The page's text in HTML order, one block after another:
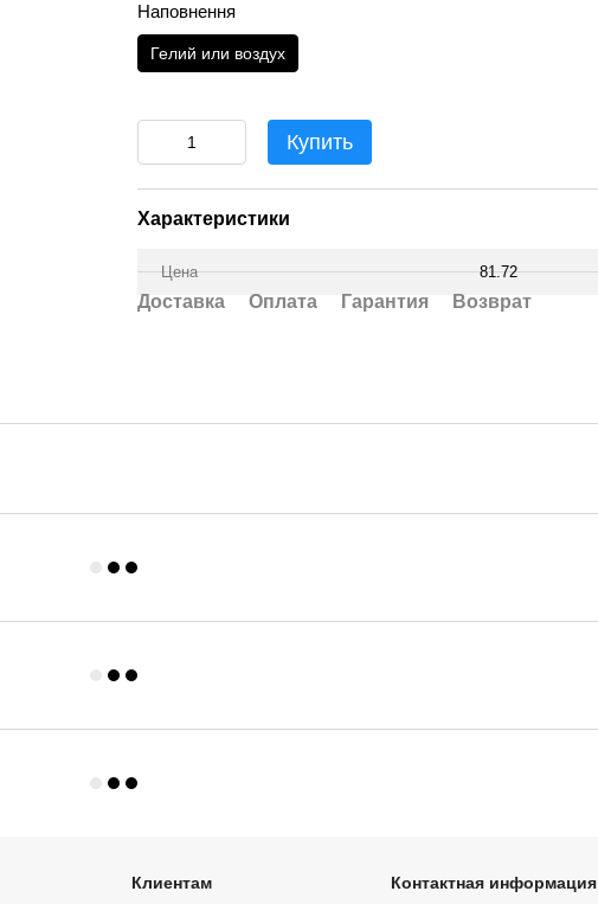
Наповнення
Гелий или воздух
Купить
Характеристики
Цена 81.72
Доставка Оплата Гарантия Возврат
Клиентам Контактная информация